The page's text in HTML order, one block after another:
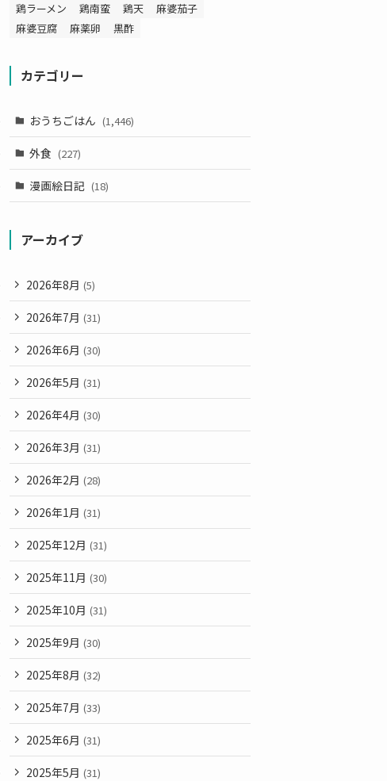
鶏ラーメン
鶏南蛮 鶏天
麻婆茄子
麻婆豆腐
麻薬卵 黒酢
カテゴリー
おうちごはん (1,446)
外食 (227)
漫画絵日記 (18)
アーカイブ
2026年8月 (5)
2026年7月 (31)
2026年6月 (30)
2026年5月 (31)
2026年4月 (30)
2026年3月 (31)
2026年2月 (28)
2026年1月 (31)
2025年12月 (31)
2025年11月 (30)
2025年10月 (31)
2025年9月 (30)
2025年8月 (32)
2025年7月 (33)
2025年6月 (31)
2025年5月 (31)